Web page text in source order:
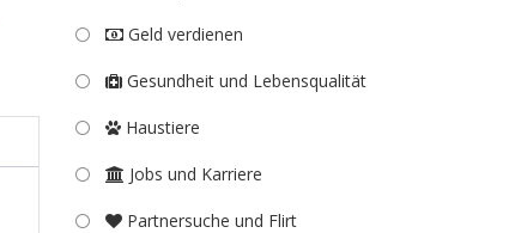
Geld verdienen
Gesundheit und Lebensqualität
Haustiere
Jobs und Karriere
Partnersuche und Flirt